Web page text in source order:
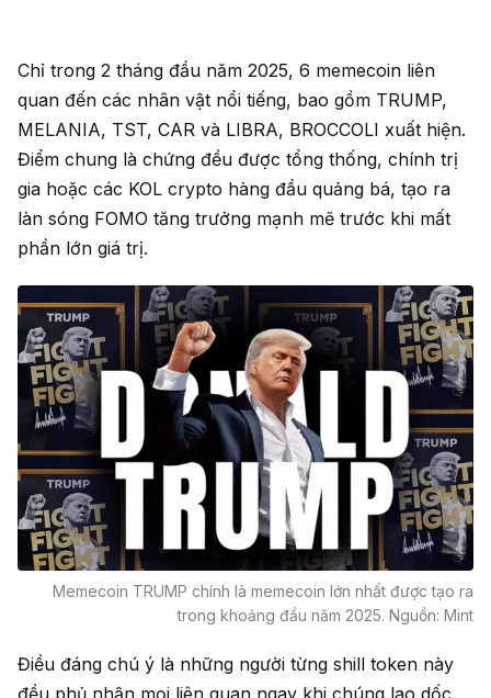
Chỉ trong 2 tháng đầu năm 2025, 6 memecoin liên
quan đến các nhân vật nổi tiếng, bao gồm TRUMP,
MELANIA, TST, CAR và LIBRA, BROCCOLI xuất hiện.
Điểm chung là chứng đều được tổng thống, chính trị
gia hoặc các KOL crypto hàng đầu quảng bá, tạo ra
làn sóng FOMO tăng trưởng mạnh mẽ trước khi mất
phần lớn giá trị.
Memecoin TRUMP chính là memecoin lớn nhất được tạo ra
trong khoảng đầu năm 2025. Nguồn: Mint
Điều đáng chú ý là những người từng shill token này
đều phủ nhận mọi liên quan ngay khi chúng lao dốc.